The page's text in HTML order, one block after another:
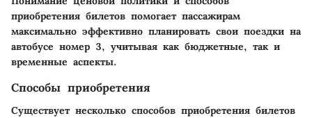
приобретения билетов помогает пассажирам
максимально эффективно планировать свои поездки на
автобусе номер 3, учитывая как бюджетные, так и
временные аспекты.
Способы приобретения
Существует несколько способов приобретения билетов